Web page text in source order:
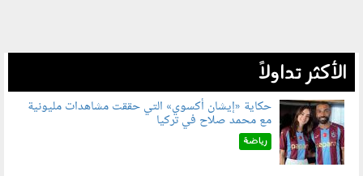
الأكثر تداولاً
080802.jpg
حكاية «إيشان أكسوي» التي حققت مشاهدات مليونية
مع محمد صلاح في تركيا
رياضة